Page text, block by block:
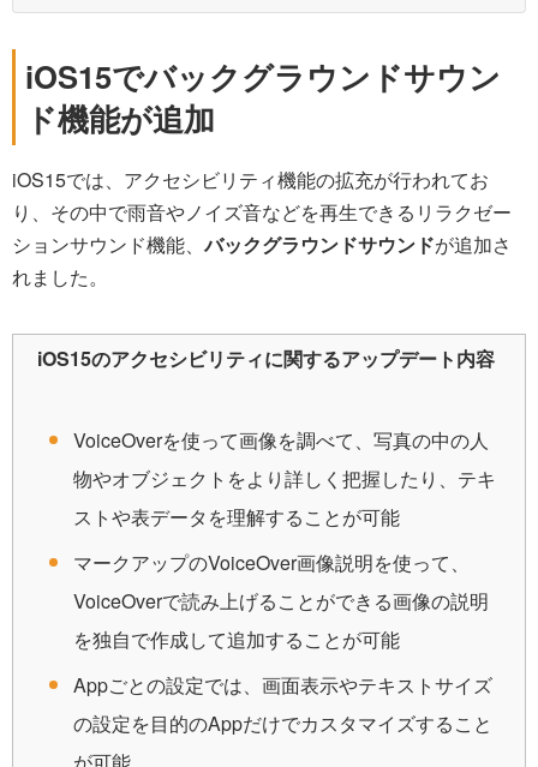
iOS15でバックグラウンドサウン
ド機能が追加
iOS15では、アクセシビリティ機能の拡充が行われてお
り、その中で雨音やノイズ音などを再生できるリラクゼー
ションサウンド機能、バックグラウンドサウンドが追加さ
れました。
iOS15のアクセシビリティに関するアップデート内容
VoiceOverを使って画像を調べて、写真の中の人
物やオブジェクトをより詳しく把握したり、テキ
ストや表データを理解することが可能
マークアップのVoiceOver画像説明を使って、
VoiceOverで読み上げることができる画像の説明
を独自で作成して追加することが可能
Appごとの設定では、画面表示やテキストサイズ
の設定を目的のAppだけでカスタマイズすること
が可能